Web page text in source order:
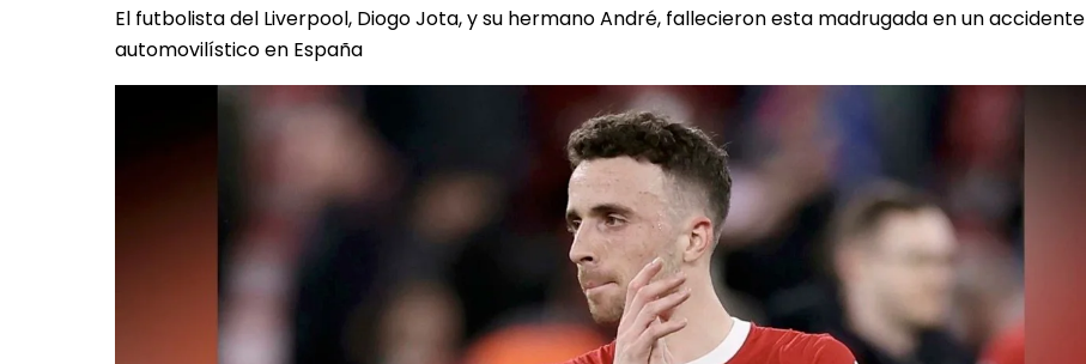
El futbolista del Liverpool, Diogo Jota, y su hermano André, fallecieron esta madrugada en un accidente
automovilístico en España